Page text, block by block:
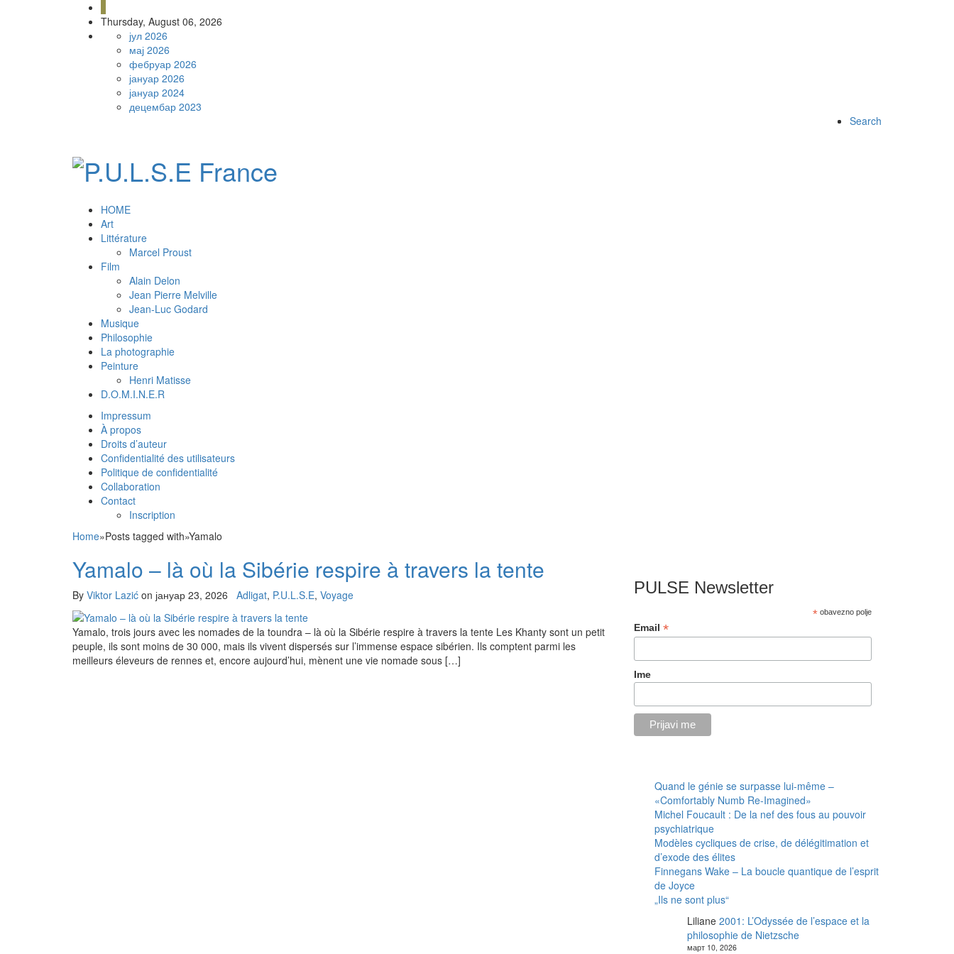
Thursday, August 06, 2026
јул 2026
мај 2026
фебруар 2026
јануар 2026
јануар 2024
децембар 2023
Search
HOME
Art
Littérature
Marcel Proust
Film
Alain Delon
Jean Pierre Melville
Jean-Luc Godard
Musique
Philosophie
La photographie
Peinture
Henri Matisse
D.O.M.I.N.E.R
Impressum
À propos
Droits d’auteur
Confidentialité des utilisateurs
Politique de confidentialité
Collaboration
Contact
Inscription
Home»Posts tagged with»Yamalo
Yamalo – là où la Sibérie respire à travers la tente
By Viktor Lazić on јануар 23, 2026 Adligat, P.U.L.S.E, Voyage
Yamalo, trois jours avec les nomades de la toundra – là où la Sibérie respire à travers la tente Les Khanty sont un petit
peuple, ils sont moins de 30 000, mais ils vivent dispersés sur l’immense espace sibérien. Ils comptent parmi les
meilleurs éleveurs de rennes et, encore aujourd’hui, mènent une vie nomade sous […]
PULSE Newsletter
* obavezno polje
Email *
Ime
Quand le génie se surpasse lui-même –
«Comfortably Numb Re-Imagined»
Michel Foucault : De la nef des fous au pouvoir
psychiatrique
Modèles cycliques de crise, de délégitimation et
d’exode des élites
Finnegans Wake – La boucle quantique de l’esprit
de Joyce
„Ils ne sont plus“
Liliane 2001: L’Odyssée de l’espace et la
philosophie de Nietzsche
март 10, 2026